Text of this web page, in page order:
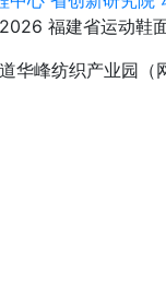
福建省运动鞋
峰纺织产业园（